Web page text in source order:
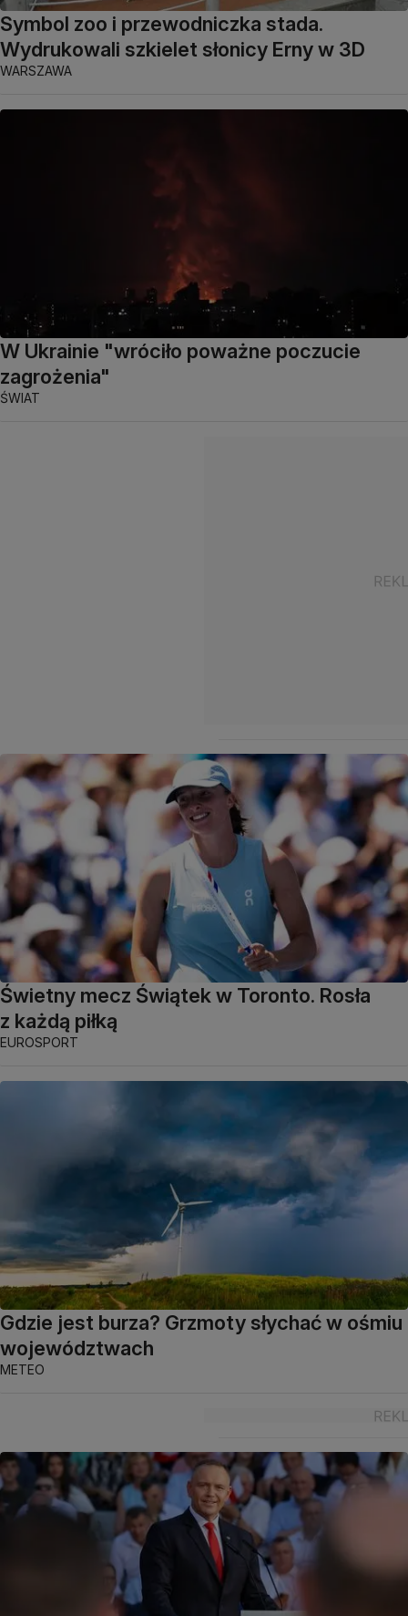
Symbol zoo i przewodniczka stada.
Wydrukowali szkielet słonicy Erny w 3D
WARSZAWA
W Ukrainie "wróciło poważne poczucie
zagrożenia"
ŚWIAT
Świetny mecz Świątek w Toronto. Rosła
z każdą piłką
EUROSPORT
Gdzie jest burza? Grzmoty słychać w ośmiu
województwach
METEO